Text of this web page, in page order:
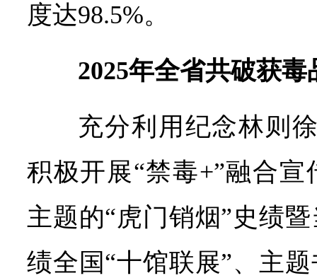
度达98.5%。
2025年全省共破获
充分利用纪念林则
积极开展“禁毒+”融合
主题的“虎门销烟”史绩
绩全国“十馆联展”、主